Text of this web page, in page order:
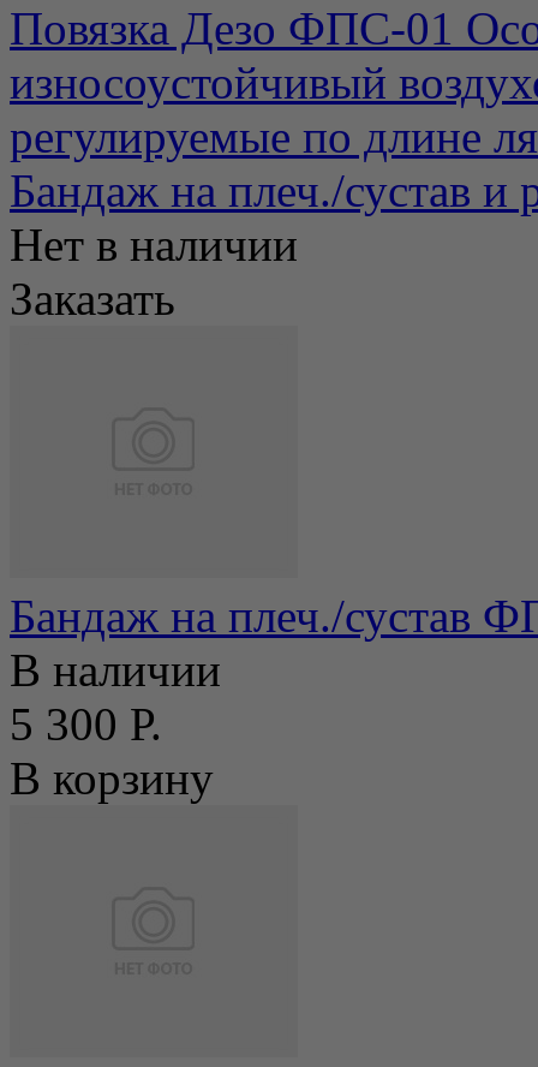
Повязка Дезо ФПС-01
износоустойчивый
регулируемые по длине
Бандаж на плеч./сустав
Нет в наличии
Заказать
Бандаж на плеч./сустав
В наличии
5 300 Р.
В корзину